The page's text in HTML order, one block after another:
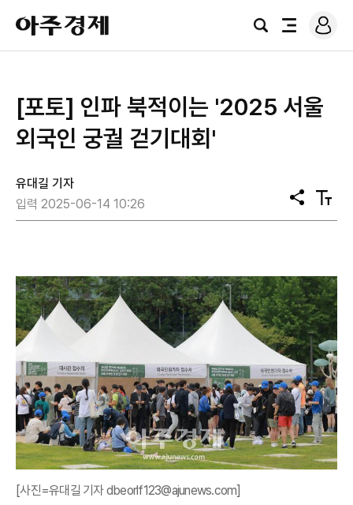
아
주
경
검
전
로
그
[포토] 인파 북적이는 ​​​​​​​'2025 서울
외국인 궁궐 걷기대회'
유대길 기자
입력 2025-06-14 10:26
공
유
텍
스
[사진=유대길 기자 dbeorlf123@ajunews.com]